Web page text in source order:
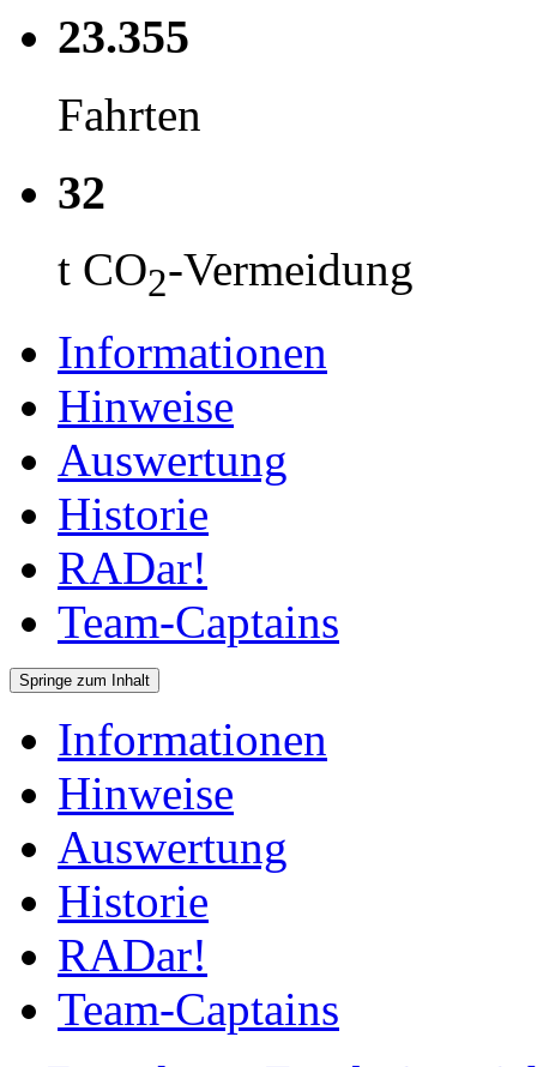
23.355
Fahrten
32
t CO2-Vermeidung
Informationen
Hinweise
Auswertung
Historie
RADar!
Team-Captains
Springe zum Inhalt
Informationen
Hinweise
Auswertung
Historie
RADar!
Team-Captains